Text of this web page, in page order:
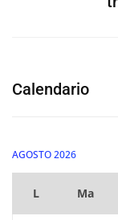
Calendario
AGOSTO 2026
L Ma